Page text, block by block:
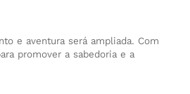
e aventura será ampliada. Com
promover a sabedoria e a